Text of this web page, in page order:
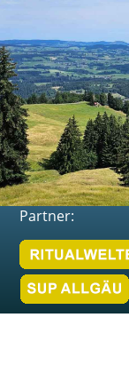
Partner: